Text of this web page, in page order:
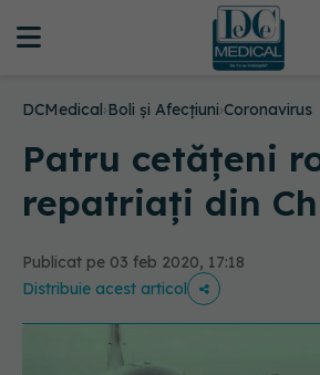
DCMedical›Boli și Afecțiuni›Coronavirus
Patru cetățeni
repatriați din
Publicat pe 03 feb 2020, 17:18
Distribuie acest articol